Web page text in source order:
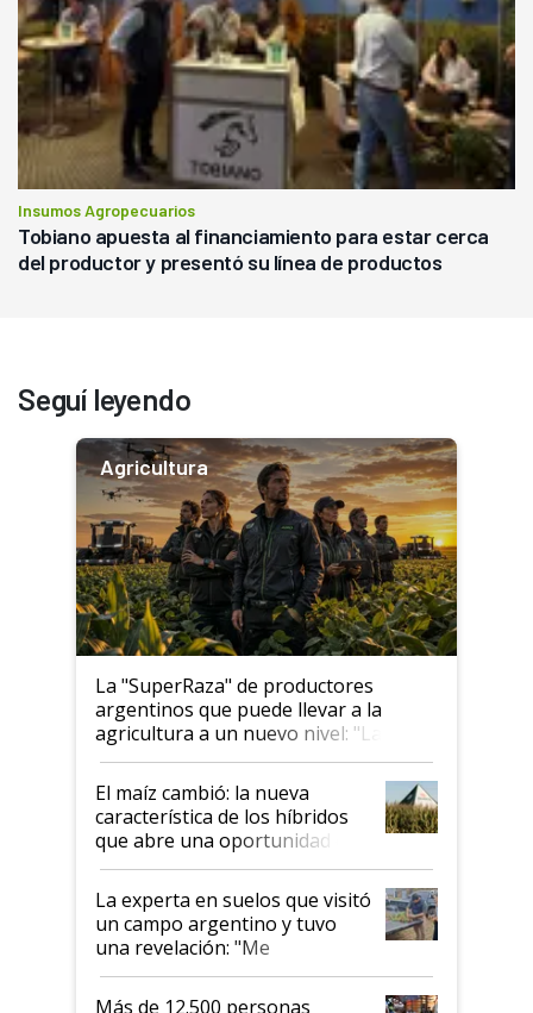
Insumos Agropecuarios
Tobiano apuesta al financiamiento para estar cerca
del productor y presentó su línea de productos
Seguí leyendo
Agricultura
La "SuperRaza" de productores
argentinos que puede llevar a la
agricultura a un nuevo nivel: "Las
posibilidades de crecimiento son
infinitas"
El maíz cambió: la nueva
característica de los híbridos
que abre una oportunidad en
el lote
La experta en suelos que visitó
un campo argentino y tuvo
una revelación: "Me
impresionó mucho"
Más de 12.500 personas